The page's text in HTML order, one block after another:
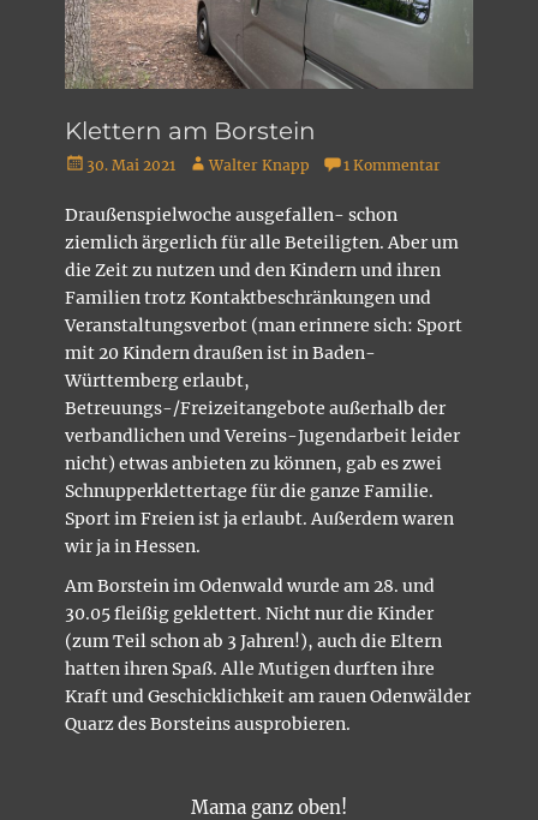
Klettern am Borstein
Veröffentlicht
30. Mai 2021 AutorWalter Knapp 1 Kommentar
Draußenspielwoche ausgefallen- schon
ziemlich ärgerlich für alle Beteiligten. Aber um
die Zeit zu nutzen und den Kindern und ihren
Familien trotz Kontaktbeschränkungen und
Veranstaltungsverbot (man erinnere sich: Sport
mit 20 Kindern draußen ist in Baden-
Württemberg erlaubt,
Betreuungs-/Freizeitangebote außerhalb der
verbandlichen und Vereins-Jugendarbeit leider
nicht) etwas anbieten zu können, gab es zwei
Schnupperklettertage für die ganze Familie.
Sport im Freien ist ja erlaubt. Außerdem waren
wir ja in Hessen.
Am Borstein im Odenwald wurde am 28. und
30.05 fleißig geklettert. Nicht nur die Kinder
(zum Teil schon ab 3 Jahren!), auch die Eltern
hatten ihren Spaß. Alle Mutigen durften ihre
Kraft und Geschicklichkeit am rauen Odenwälder
Quarz des Borsteins ausprobieren.
Mama ganz oben!